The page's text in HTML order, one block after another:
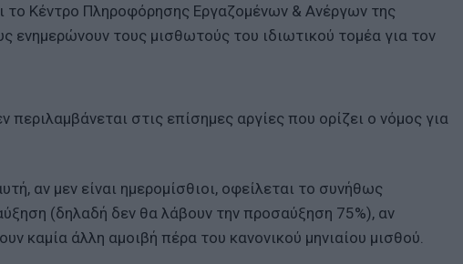
το Κέντρο Πληροφόρησης Εργαζομένων & Ανέργων της
τους μισθωτούς του ιδιωτικού τομέα για τον
στις επίσημες αργίες που ορίζει ο νόμος για
αν μεν είναι ημερομίσθιοι, οφείλεται το συνήθως
(δηλαδή δεν θα λάβουν την προσαύξηση 75%), αν
καμία άλλη αμοιβή πέρα του κανονικού μηνιαίου μισθού.